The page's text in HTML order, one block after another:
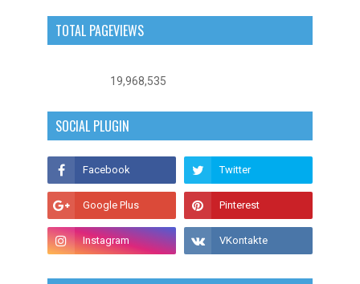
TOTAL PAGEVIEWS
19,968,535
SOCIAL PLUGIN